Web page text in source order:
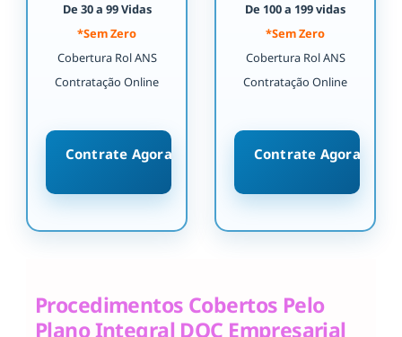
De 30 a 99 Vidas
*Sem Zero
Cobertura Rol ANS
Contratação Online
Contrate Agora
De 100 a 199 vidas
*Sem Zero
Cobertura Rol ANS
Contratação Online
Contrate Agora
Procedimentos Cobertos Pelo
Plano Integral DOC Empresarial